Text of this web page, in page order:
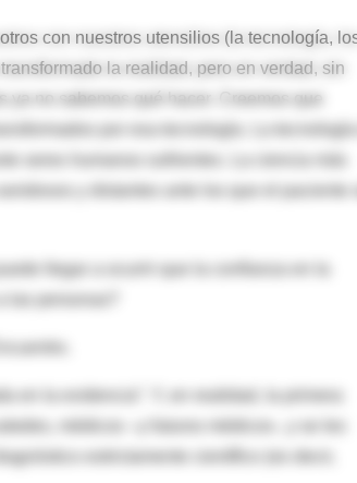
con nuestros utensilios (la tecnología,
la realidad, pero en verdad, sin
no sabemos qué hacer. Creemos que
por esa tecnología. La tecnología
y distantes ante los que el paciente
llegar a ocurrir que la confianza en la
personas?
en la evidencia”. Y, en realidad, la primera
estrictamente científico (es decir,